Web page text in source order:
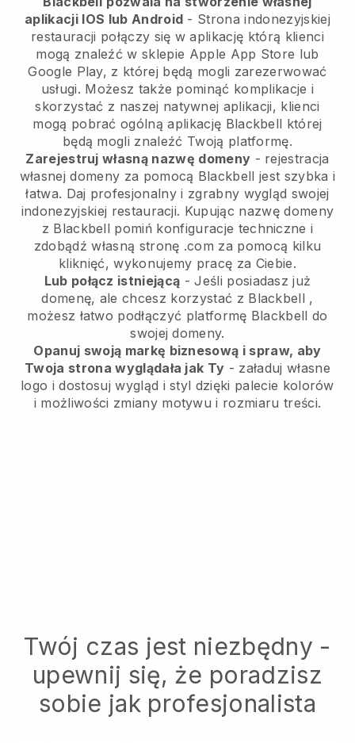
aplikacji IOS lub Android - Strona indonezyjskiej
restauracji połączy się w aplikację którą klienci
mogą znaleźć w sklepie Apple App Store lub
Google Play, z której będą mogli zarezerwować
usługi. Możesz także pominąć komplikacje i
skorzystać z naszej natywnej aplikacji, klienci
mogą pobrać ogólną aplikację Blackbell której
będą mogli znaleźć Twoją platformę.
Zarejestruj własną nazwę domeny - rejestracja
własnej domeny za pomocą Blackbell jest szybka i
łatwa. Daj profesjonalny i zgrabny wygląd swojej
indonezyjskiej restauracji. Kupując nazwę domeny
z Blackbell pomiń konfiguracje techniczne i
zdobądź własną stronę .com za pomocą kilku
kliknięć, wykonujemy pracę za Ciebie.
Lub połącz istniejącą - Jeśli posiadasz już
domenę, ale chcesz korzystać z Blackbell ,
możesz łatwo podłączyć platformę Blackbell do
swojej domeny.
Opanuj swoją markę biznesową i spraw, aby
Twoja strona wyglądała jak Ty - załaduj własne
logo i dostosuj wygląd i styl dzięki palecie kolorów
i możliwości zmiany motywu i rozmiaru treści.
Twój czas jest niezbędny -
upewnij się, że poradzisz
sobie jak profesjonalista